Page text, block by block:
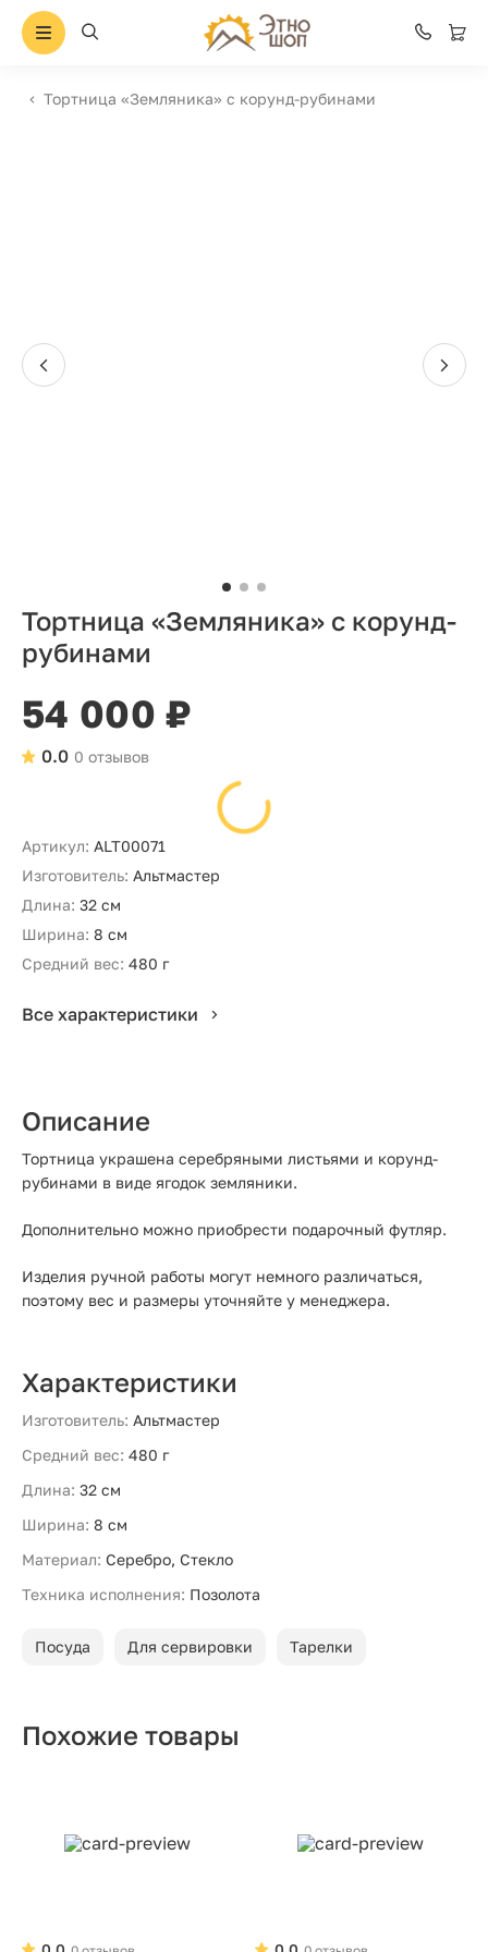
Тортница «Земляника» с корунд-рубинами
Тортница «Земляника» с корунд-
рубинами
54 000 ₽
0 отзывов
0.0
Артикул: ALT00071
Изготовитель: Альтмастер
Длина: 32 см
Ширина: 8 см
Средний вес: 480 г
Все характеристики
Описание
Тортница украшена серебряными листьями и корунд-
рубинами в виде ягодок земляники.
Дополнительно можно приобрести подарочный футляр.
Изделия ручной работы могут немного различаться,
поэтому вес и размеры уточняйте у менеджера.
Характеристики
Изготовитель: Альтмастер
Средний вес: 480 г
Длина: 32 см
Ширина: 8 см
Материал: Серебро, Стекло
Техника исполнения: Позолота
Посуда Для сервировки Тарелки
Похожие товары